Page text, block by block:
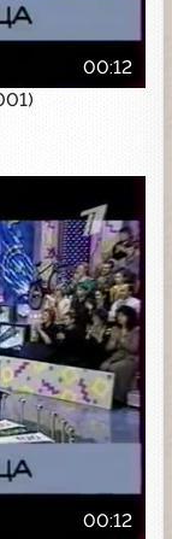
00:12
00:12